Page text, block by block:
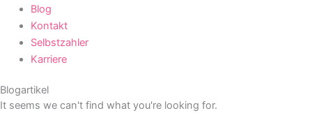
Blog
Kontakt
Selbstzahler
Karriere
Blogartikel
It seems we can't find what you're looking for.